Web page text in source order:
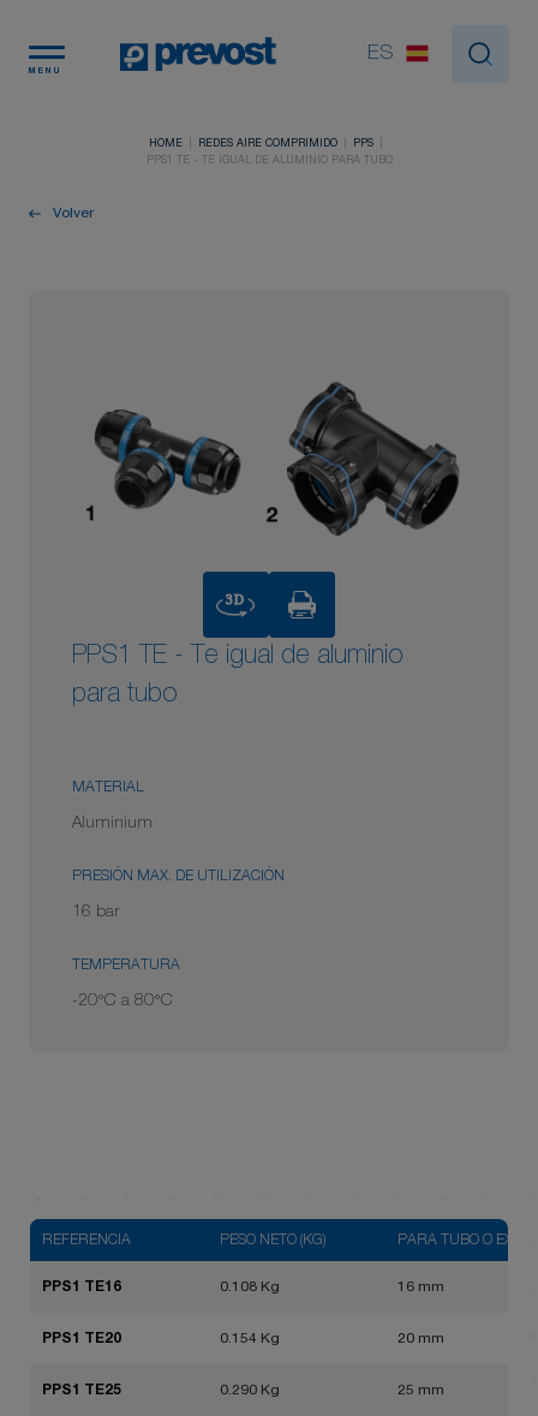
MENU
ES
HOME REDES AIRE COMPRIMIDO
PPS
PPS1 TE - TE IGUAL DE ALUMINIO PARA TUBO
Volver
3D
PPS1 TE - Te igual de aluminio
para tubo
MATERIAL
Aluminium
PRESIÓN MAX. DE UTILIZACIÓN
16 bar
TEMPERATURA
-20°C a 80°C
REFERENCIA PESO NETO (KG) PARA TUBO Ø EXT.
PPS1 TE16 0.108 Kg 16 mm
PPS1 TE20 0.154 Kg 20 mm
PPS1 TE25 0.290 Kg 25 mm